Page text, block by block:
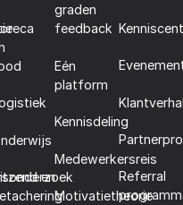
en
graden
feedback
Eén
platform
Kennisdeling
Medewerkersreis
Motivatietheorie
Referral